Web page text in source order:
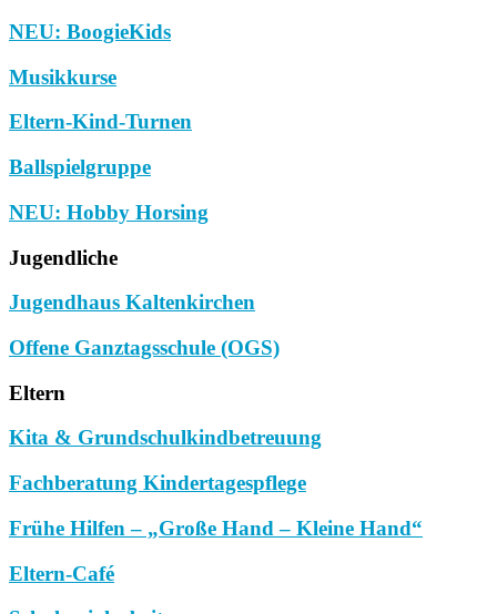
NEU: BoogieKids
Musikkurse
Eltern-Kind-Turnen
Ballspielgruppe
NEU: Hobby Horsing
Jugendliche
Jugendhaus Kaltenkirchen
Offene Ganztagsschule (OGS)
Eltern
Kita & Grundschulkindbetreuung
Fachberatung Kindertagespflege
Frühe Hilfen – „Große Hand – Kleine Hand“
Eltern-Café